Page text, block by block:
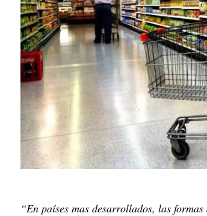
“En países mas desarrollados, las